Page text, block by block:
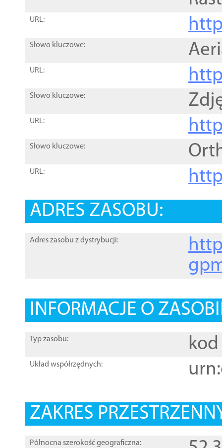
URL:
Słowo kluczowe:
URL:
Słowo kluczowe:
URL:
Słowo kluczowe:
URL:
ADRES ZASOBU:
Adres zasobu z dystrybucji:
INFORMACJE O
Typ zasobu: kod
Układ współrzędnych:
ZAKRES
Północna szerokość geograficzna: